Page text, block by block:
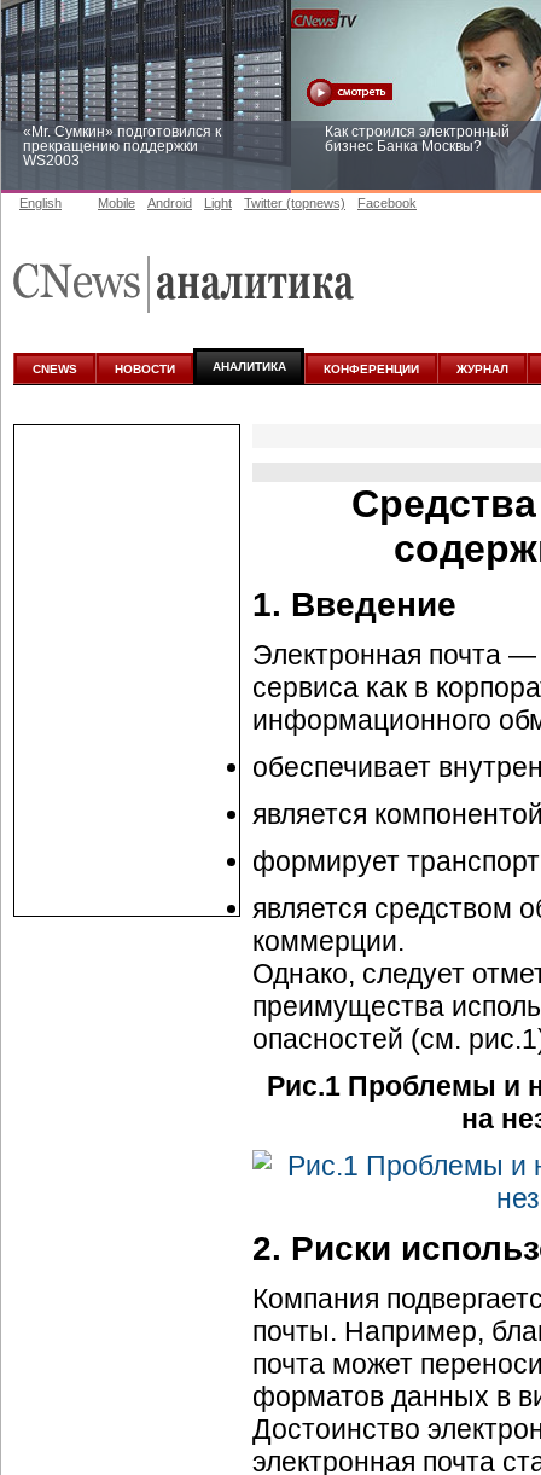
«Mr. Сумкин» подготовился к
прекращению поддержки
WS2003
Как строился электронный
бизнес Банка Москвы?
аналитике
English Mobile Android Light Twitter (topnews) Facebook
CNEWS НОВОСТИ АНАЛИТИКА КОНФЕРЕНЦИИ ЖУРНАЛ
1. Введение
Электронная почта
сервиса как в
информационного
обеспечивает
является
формирует
является средством
коммерции.
Однако, следует
преимущества
опасностей (см.
Рис.1 Проблемы и
на
2. Риски
Компания
почты. Например,
почта может
форматов данных в
Достоинство
электронная почта